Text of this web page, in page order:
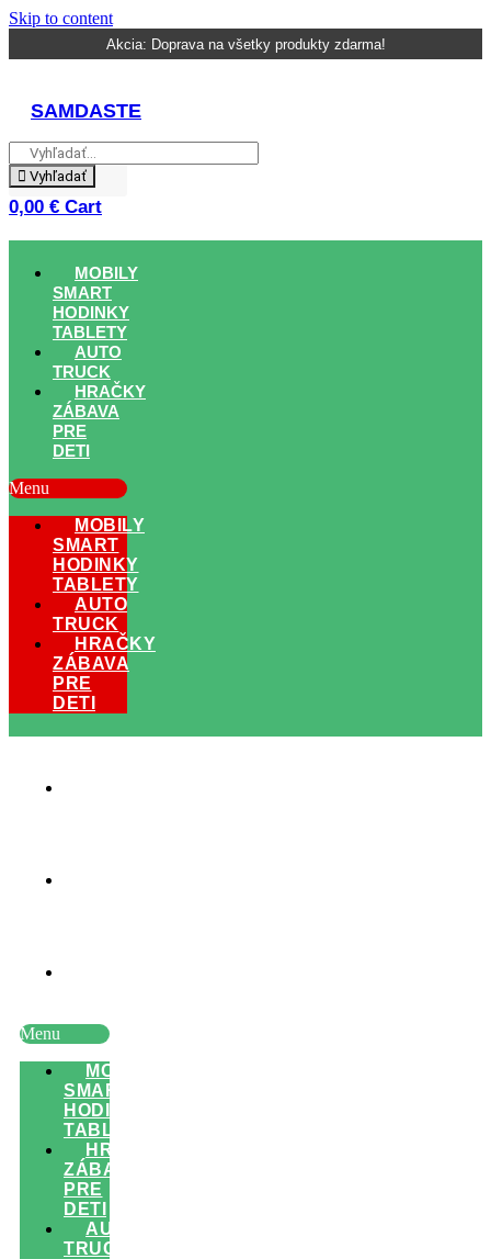
Skip to content
Akcia: Doprava na všetky produkty zdarma!
SAMDASTE
Vyhľadať
0,00 € Cart
MOBILY
SMART
HODINKY
TABLETY
AUTO
TRUCK
HRAČKY
ZÁBAVA
PRE
DETI
Menu
MOBILY
SMART
HODINKY
TABLETY
AUTO
TRUCK
HRAČKY
ZÁBAVA
PRE
DETI
Menu
MOBILY
SMART
HODINKY
TABLETY
HRAČKY
ZÁBAVA
PRE
DETI
AUTO
TRUCK